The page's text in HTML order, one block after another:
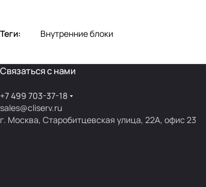
Теги: Внутренние блоки
Связаться с нами
+7 499 703-37-18
sales@cliserv.ru
г. Москва, Старобитцевская улица, 22А, офис 23